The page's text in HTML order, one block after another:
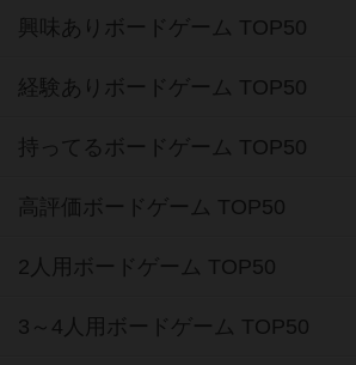
興味ありボードゲーム TOP50
経験ありボードゲーム TOP50
持ってるボードゲーム TOP50
高評価ボードゲーム TOP50
2人用ボードゲーム TOP50
3～4人用ボードゲーム TOP50